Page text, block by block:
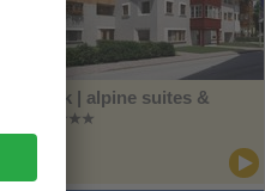
Zin Park | alpine suites &
CIN +